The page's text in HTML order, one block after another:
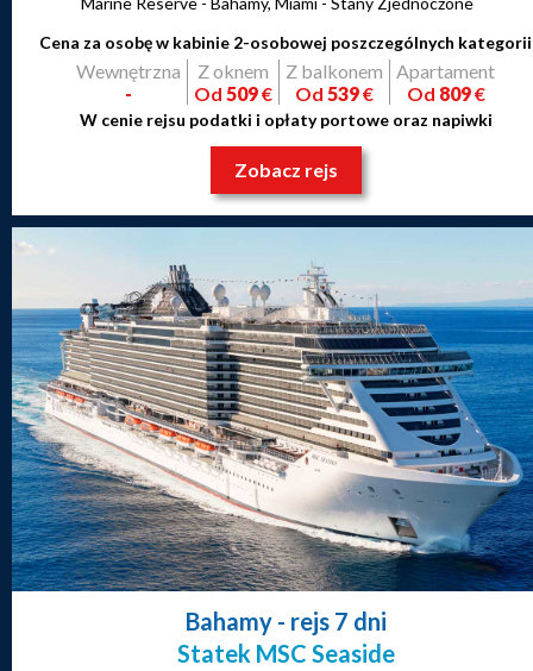
Cena za osobę w kabinie 2-osobowej poszczególnych kategorii
Wewnętrzna
-
Z oknem
Od 509€
Z balkonem
Od 539€
Apartament
Od 809€
W cenie rejsu podatki i opłaty portowe oraz napiwki
Zobacz rejs
Bahamy- rejs 7 dni
Statek MSC Seaside